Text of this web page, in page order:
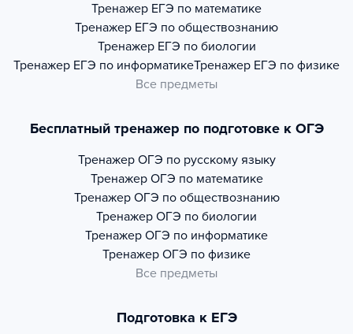
Тренажер ЕГЭ по математике
Тренажер ЕГЭ по обществознанию
Тренажер ЕГЭ по биологии
Тренажер ЕГЭ по информатикеТренажер ЕГЭ по физике
Все предметы
Бесплатный тренажер по подготовке к ОГЭ
Тренажер ОГЭ по русскому языку
Тренажер ОГЭ по математике
Тренажер ОГЭ по обществознанию
Тренажер ОГЭ по биологии
Тренажер ОГЭ по информатике
Тренажер ОГЭ по физике
Все предметы
Подготовка к ЕГЭ